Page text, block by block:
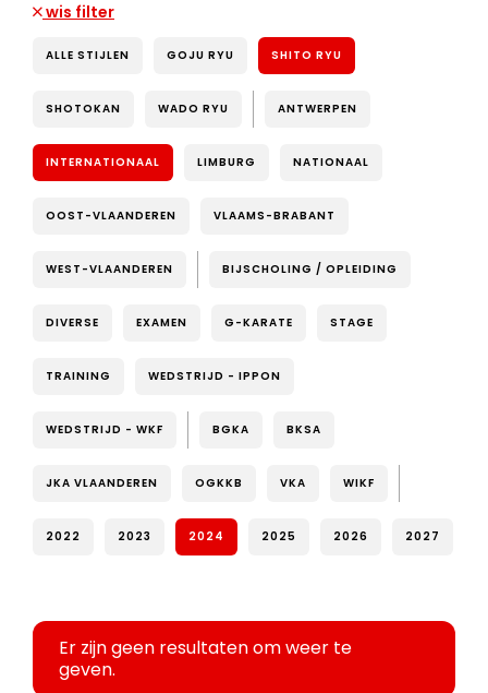
wis filter
ALLE STIJLEN GOJU RYU SHITO RYU
SHOTOKAN WADO RYU ANTWERPEN
INTERNATIONAAL LIMBURG NATIONAAL
OOST-VLAANDEREN VLAAMS-BRABANT
WEST-VLAANDEREN BIJSCHOLING / OPLEIDING
DIVERSE EXAMEN G-KARATE STAGE
TRAINING WEDSTRIJD - IPPON
WEDSTRIJD - WKF BGKA BKSA
JKA VLAANDEREN OGKKB VKA WIKF
2022 2023 2024 2025 2026 2027
Er zijn geen resultaten om weer te
geven.